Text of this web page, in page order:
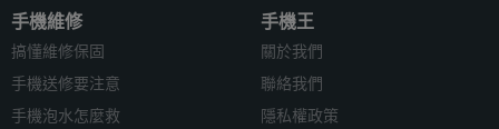
手機維修
搞懂維修保固
手機送修要注意
手機泡水怎麼救
手機王
關於我們
聯絡我們
隱私權政策